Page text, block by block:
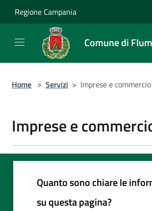
Regione Campania
Comune di
Home > Servizi > Imprese e commercio
Imprese e
Quanto sono chiare le
su questa pagina?